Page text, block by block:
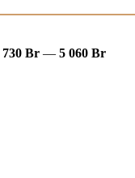
730 Br —5 060 Br